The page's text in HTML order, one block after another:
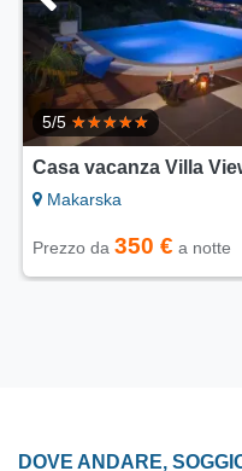
5/5
Casa vacanza Villa
Makarska
Prezzo da 350 € a notte
DOVE ANDARE,